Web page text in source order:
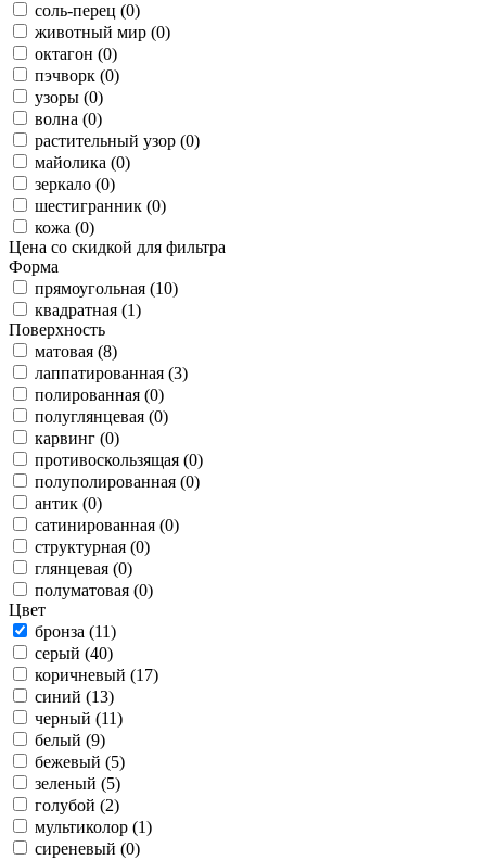
соль-перец (0)
животный мир (0)
октагон (0)
пэчворк (0)
узоры (0)
волна (0)
растительный узор (0)
майолика (0)
зеркало (0)
шестигранник (0)
кожа (0)
Цена со скидкой для фильтра
Форма
прямоугольная (10)
квадратная (1)
Поверхность
матовая (8)
лаппатированная (3)
полированная (0)
полуглянцевая (0)
карвинг (0)
противоскользящая (0)
полуполированная (0)
антик (0)
сатинированная (0)
структурная (0)
глянцевая (0)
полуматовая (0)
Цвет
бронза (11)
серый (40)
коричневый (17)
синий (13)
черный (11)
белый (9)
бежевый (5)
зеленый (5)
голубой (2)
мультиколор (1)
сиреневый (0)